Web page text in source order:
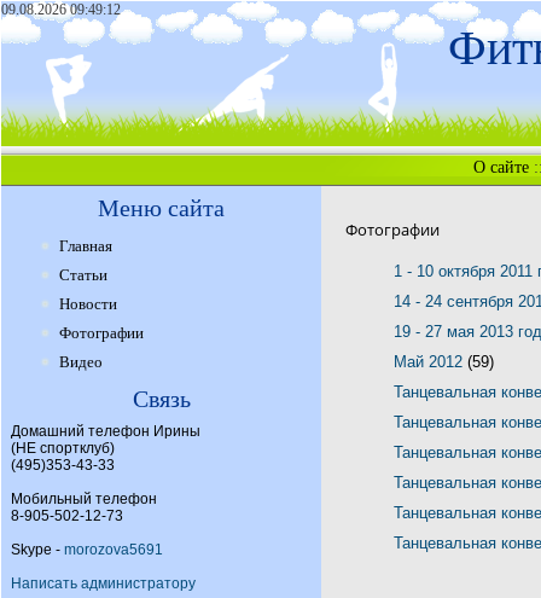
09.08.2026 09:49:12
О сайте
Меню сайта
Главная
Статьи
Новости
Фотографии
Видео
Связь
Домашний телефон Ирины
(НЕ спортклуб)
(495)353-43-33
Мобильный телефон
8-905-502-12-73
Skype - morozova5691
Написать администратору
Фотографии
1 - 10 октября 2011
14 - 24 сентября
19 - 27 мая 2013
Май 2012 (59)
Танцевальная
Танцевальная
Танцевальная
Танцевальная
Танцевальная
Танцевальная